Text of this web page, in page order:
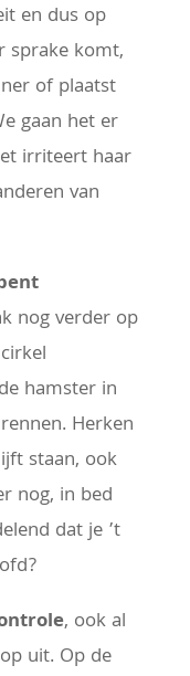
en dus op
sprake komt,
of plaatst
gaan het er
irriteert haar
van
nog verder op
hamster in
Herken
staan, ook
nog, in bed
dat je ’t
, ook al
uit. Op de